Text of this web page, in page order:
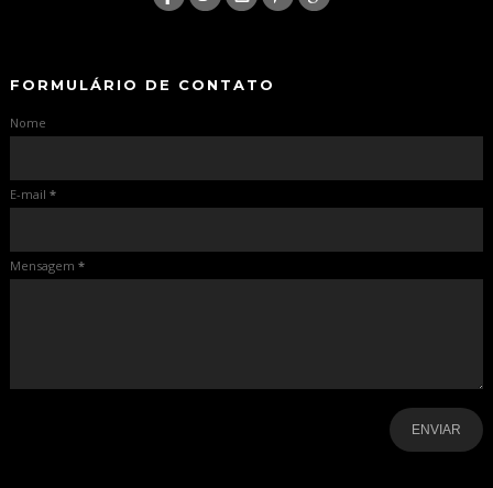
FORMULÁRIO DE CONTATO
Nome
E-mail *
Mensagem *